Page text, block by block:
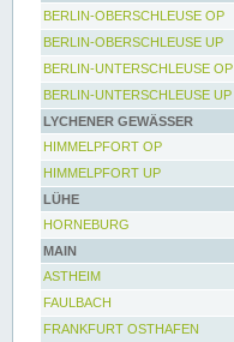
BERLIN-OBERSCHLEUSE OP
BERLIN-OBERSCHLEUSE UP
BERLIN-UNTERSCHLEUSE OP
BERLIN-UNTERSCHLEUSE UP
LYCHENER GEWÄSSER
HIMMELPFORT OP
HIMMELPFORT UP
LÜHE
HORNEBURG
MAIN
ASTHEIM
FAULBACH
FRANKFURT OSTHAFEN